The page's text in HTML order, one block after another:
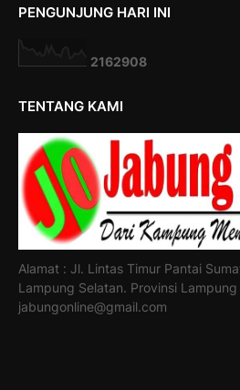
PENGUNJUNG HARI INI
2162908
TENTANG KAMI
Alamat : Jl. Lintas Timur Pantai
Lampung Selatan. Provinsi Lampung
jabungonline@gmail.com